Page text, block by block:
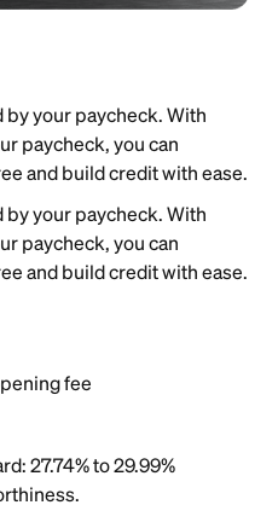
your paycheck. With
paycheck, you can
and build credit with ease.
your paycheck. With
paycheck, you can
and build credit with ease.
fee
27.74% to 29.99%